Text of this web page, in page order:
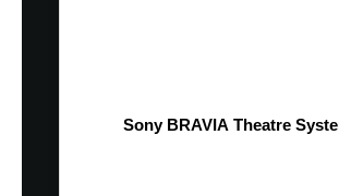
Sony BRAVIA Theatre